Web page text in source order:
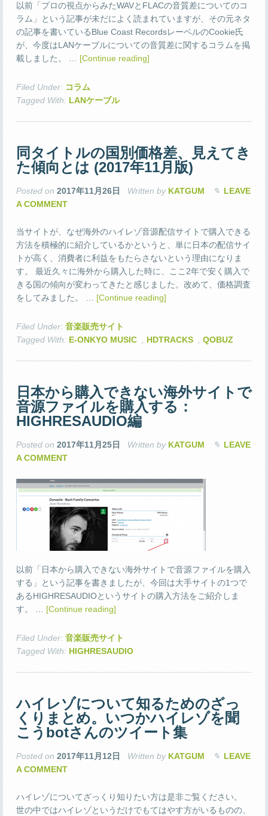
以前「プロの視点からみたWAVとFLACの音質差についてのコ
ラム」という記事が未だによく読まれていますが、その元ネタ
の記事を書いているBlue Coast RecordsレーベルのCookie氏
が、今度はLANケーブルについての音質差に関するコラムを掲
載しました。 … [Continue reading]
Filed Under: コラム
Tagged With: LANケーブル
同タイトルの国別価格差、見えてき
た傾向とは (2017年11月版)
Posted on 2017年11月26日 Written by KATGUM
LEAVE
A COMMENT
当サイトが、なぜ海外のハイレゾ音源配信サイトで購入できる
方法を積極的に紹介しているかというと、単に日本の配信サイ
トが高く、消費者に利益をもたらさないという理由になりま
す。 最近久々に海外から購入した時に、ここ2年で安く購入で
きる国の傾向が変わってきたと感じました。改めて、価格調査
をしてみました。 … [Continue reading]
Filed Under: 音楽販売サイト
Tagged With: E-ONKYO MUSIC , HDTRACKS , QOBUZ
日本から購入できない海外サイトで
音源ファイルを購入する：
HIGHRESAUDIO編
Posted on 2017年11月25日 Written by KATGUM
LEAVE
A COMMENT
以前「日本から購入できない海外サイトで音源ファイルを購入
する」という記事を書きましたが、今回は大手サイトの1つで
あるHIGHRESAUDIOというサイトの購入方法をご紹介しま
す。 … [Continue reading]
Filed Under: 音楽販売サイト
Tagged With: HIGHRESAUDIO
ハイレゾについて知るためのざっ
くりまとめ。いつかハイレゾを聞
こうbotさんのツイート集
Posted on 2017年11月12日 Written by KATGUM
LEAVE
A COMMENT
ハイレゾについてざっくり知りたい方は是非ご覧ください。
世の中ではハイレゾというだけでもてはやす方がいるものの、